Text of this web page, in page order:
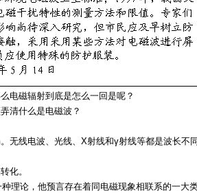
电磁辐射到底是怎么一回是呢？
清什么是电磁波？
无线电波、光线、X射线和γ射线等都是波长不
化。
论，他预言存在着同电磁现象相联系的一大